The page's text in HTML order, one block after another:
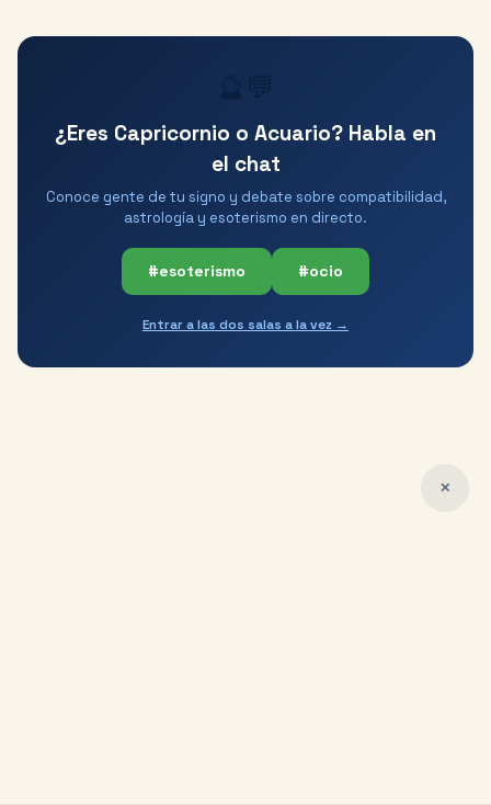
¿Eres Capricornio o Acuario? Habla en
el chat
Conoce gente de tu signo y debate sobre compatibilidad,
astrología y esoterismo en directo.
#esoterismo #ocio
Entrar a las dos salas a la vez →
✕